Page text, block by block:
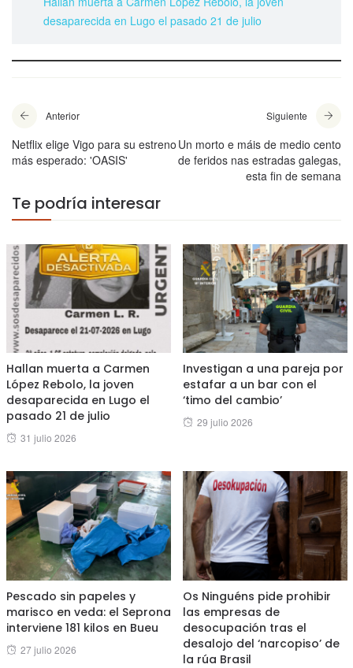
desaparecida en Lugo el pasado 21 de julio
Anterior
Netflix elige Vigo para su estreno
más esperado: 'OASIS'
Siguiente
Un morto e máis de medio cento
de feridos nas estradas galegas,
esta fin de semana
Te podría interesar
Hallan muerta a Carmen
López Rebolo, la joven
desaparecida en Lugo el
pasado 21 de julio
Posted
31 julio 2026
Investigan a una pareja por
estafar a un bar con el
‘timo del cambio’
Posted
29 julio 2026
Pescado sin papeles y
marisco en veda: el Seprona
interviene 181 kilos en Bueu
Posted
27 julio 2026
Os Ninguéns pide prohibir
las empresas de
desocupación tras el
desalojo del ‘narcopiso’ de
la rúa Brasil